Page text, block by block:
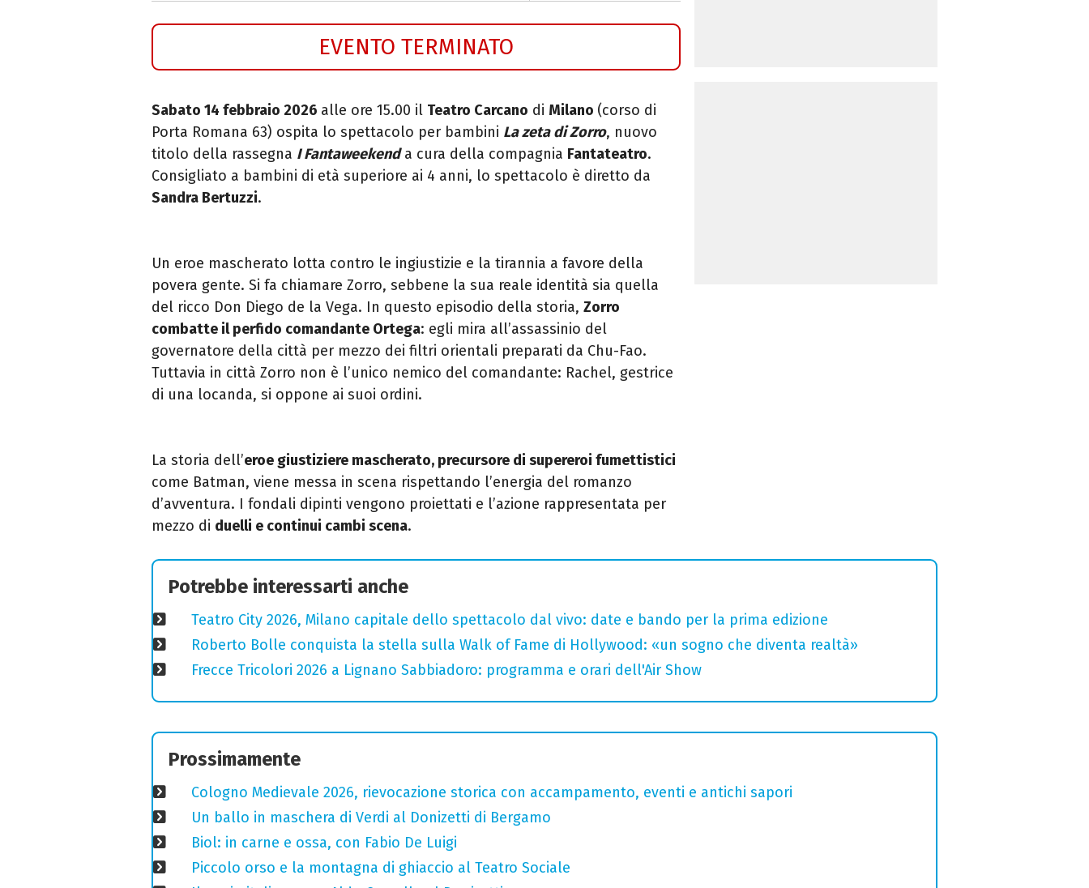
EVENTO TERMINATO
Sabato 14 febbraio 2026 alle ore 15.00 il Teatro Carcano di Milano (corso di
Porta Romana 63) ospita lo spettacolo per bambini La zeta di Zorro, nuovo
titolo della rassegna I Fantaweekenda cura della compagnia Fantateatro.
Consigliato a bambini di età superiore ai 4 anni, lo spettacolo è diretto da
Sandra Bertuzzi.
Un eroe mascherato lotta contro le ingiustizie e la tirannia a favore della
povera gente. Si fa chiamare Zorro, sebbene la sua reale identità sia quella
del ricco Don Diego de la Vega. In questo episodio della storia, Zorro
combatte il perfido comandante Ortega: egli mira all’assassinio del
governatore della città per mezzo dei filtri orientali preparati da Chu-Fao.
Tuttavia in città Zorro non è l’unico nemico del comandante: Rachel, gestrice
di una locanda, si oppone ai suoi ordini.
La storia dell’eroe giustiziere mascherato, precursore di supereroi fumettistici
come Batman, viene messa in scena rispettando l’energia del romanzo
d’avventura. I fondali dipinti vengono proiettati e l’azione rappresentata per
mezzo di duelli e continui cambi scena.
Potrebbe interessarti anche
Teatro City 2026, Milano capitale dello spettacolo dal vivo: date e bando per la prima edizione
Roberto Bolle conquista la stella sulla Walk of Fame di Hollywood: «un sogno che diventa realtà»
Frecce Tricolori 2026 a Lignano Sabbiadoro: programma e orari dell'Air Show
Prossimamente
Cologno Medievale 2026, rievocazione storica con accampamento, eventi e antichi sapori
Un ballo in maschera di Verdi al Donizetti di Bergamo
Biol: in carne e ossa, con Fabio De Luigi
Piccolo orso e la montagna di ghiaccio al Teatro Sociale